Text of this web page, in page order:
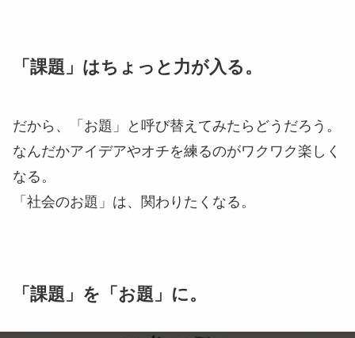
「課題」はちょっと力が入る。
だから、「お題」と呼び替えてみたらどうだろう。
なんだかアイデアやオチを練るのがワクワク楽しく
なる。
「社会のお題」は、関わりたくなる。
「課題」を「お題」に。